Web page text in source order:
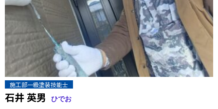
施工部一級塗装技能士
石井 英男 ひでお